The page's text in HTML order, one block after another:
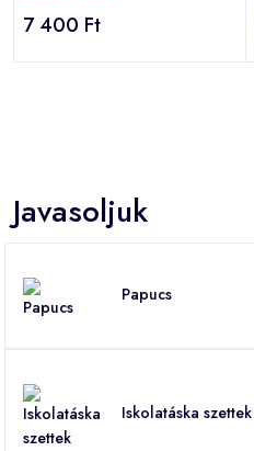
7 400 Ft
Javasoljuk
Papucs
Iskolatáska szettek